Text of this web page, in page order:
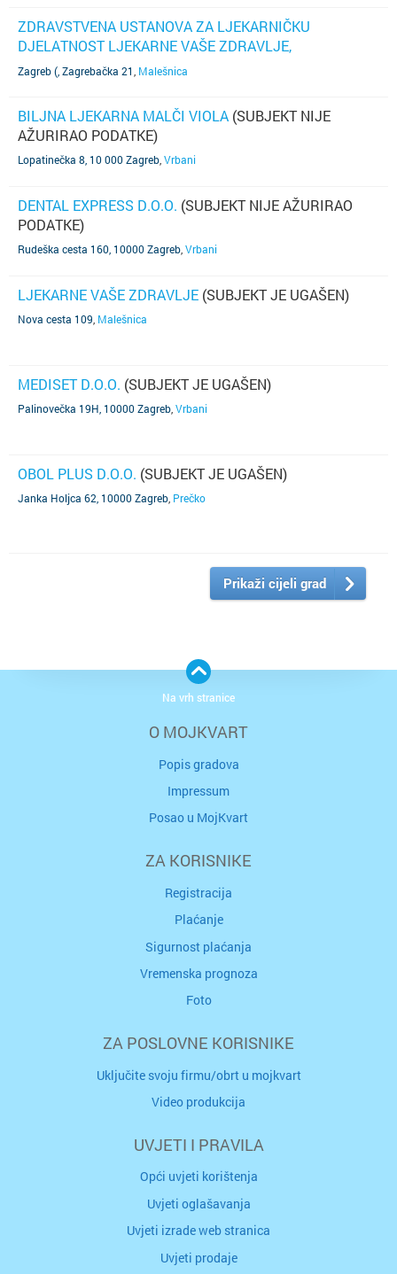
ZDRAVSTVENA USTANOVA ZA LJEKARNIČKU
DJELATNOST LJEKARNE VAŠE ZDRAVLJE,
PODRUŽNICA BROJ 11
Zagreb (, Zagrebačka 21 Malešnica
BILJNA LJEKARNA MALČI VIOLA (SUBJEKT NIJE
AŽURIRAO PODATKE)
Lopatinečka 8, 10 000 Zagreb Vrbani
DENTAL EXPRESS D.O.O. (SUBJEKT NIJE AŽURIRAO
PODATKE)
Rudeška cesta 160, 10000 Zagreb Vrbani
LJEKARNE VAŠE ZDRAVLJE (SUBJEKT JE UGAŠEN)
Nova cesta 109 Malešnica
MEDISET D.O.O. (SUBJEKT JE UGAŠEN)
Palinovečka 19H, 10000 Zagreb Vrbani
OBOL PLUS D.O.O. (SUBJEKT JE UGAŠEN)
Janka Holjca 62, 10000 Zagreb Prečko
Prikaži cijeli grad
O MOJKVART
Popis gradova
Impressum
Posao u MojKvart
ZA KORISNIKE
Registracija
Plaćanje
Sigurnost plaćanja
Vremenska prognoza
Foto
ZA POSLOVNE KORISNIKE
Uključite svoju firmu/obrt u mojkvart
Video produkcija
UVJETI I PRAVILA
Opći uvjeti korištenja
Uvjeti oglašavanja
Uvjeti izrade web stranica
Uvjeti prodaje
Na vrh stranice